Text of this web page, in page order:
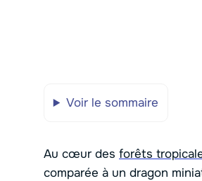
Voir le sommaire
Au cœur des forêts
comparée à un dragon